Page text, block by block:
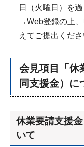
日（火曜日）を過
→Web登録の上
えてご提出くださ
会見項目「休
同支援金）に
休業要請支援
いて